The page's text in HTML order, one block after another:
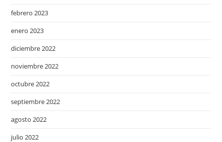
febrero 2023
enero 2023
diciembre 2022
noviembre 2022
octubre 2022
septiembre 2022
agosto 2022
julio 2022